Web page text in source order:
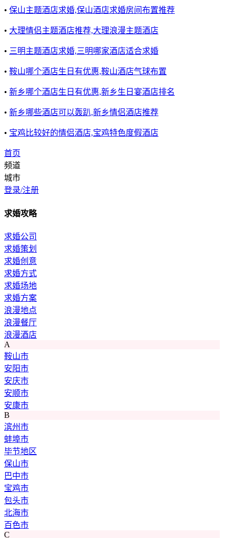
• 保山主题酒店求婚,保山酒店求婚房间布置推荐
• 大理情侣主题酒店推荐,大理浪漫主题酒店
• 三明主题酒店求婚,三明哪家酒店适合求婚
• 鞍山哪个酒店生日有优惠,鞍山酒店气球布置
• 新乡哪个酒店生日有优惠,新乡生日宴酒店排名
• 新乡哪些酒店可以轰趴,新乡情侣酒店推荐
• 宝鸡比较好的情侣酒店,宝鸡特色度假酒店
首页
频道
城市
登录/注册
求婚攻略
求婚公司
求婚策划
求婚创意
求婚方式
求婚场地
求婚方案
浪漫地点
浪漫餐厅
浪漫酒店
A
鞍山市
安阳市
安庆市
安顺市
安康市
B
滨州市
蚌埠市
毕节地区
保山市
巴中市
宝鸡市
包头市
北海市
百色市
C